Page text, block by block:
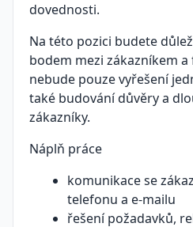
dovednosti.
Na této pozici budete
bodem mezi zákazníkem
nebude pouze vyřešení
také budování důvěry a
zákazníky.
Náplň práce
komunikace se
telefonu a e-mailu
řešení požadavků,